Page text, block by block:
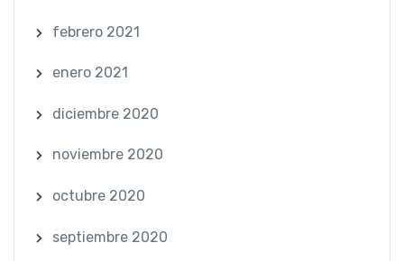
febrero 2021
enero 2021
diciembre 2020
noviembre 2020
octubre 2020
septiembre 2020